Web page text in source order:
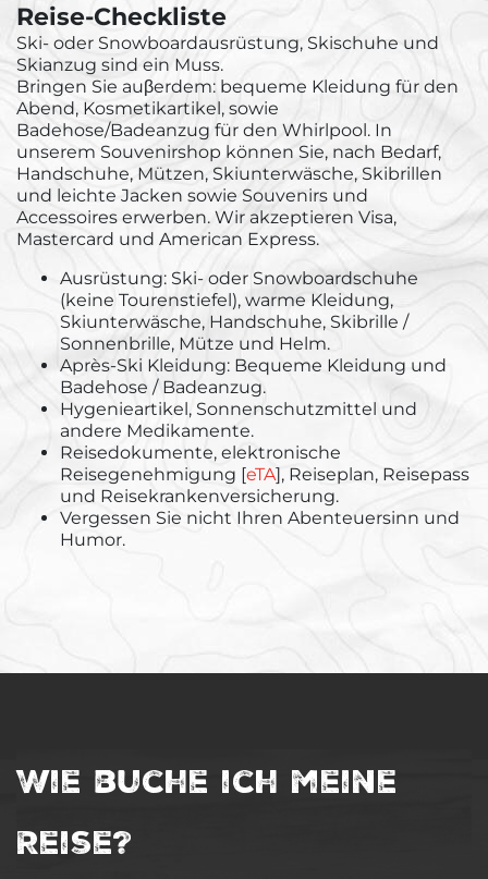
Reise-Checkliste
Ski- oder Snowboardausrüstung, Skischuhe und
Skianzug sind ein Muss.
Bringen Sie auβerdem: bequeme Kleidung für den
Abend, Kosmetikartikel, sowie
Badehose/Badeanzug für den Whirlpool. In
unserem Souvenirshop können Sie, nach Bedarf,
Handschuhe, Mützen, Skiunterwäsche, Skibrillen
und leichte Jacken sowie Souvenirs und
Accessoires erwerben. Wir akzeptieren Visa,
Mastercard und American Express.
Ausrüstung: Ski- oder Snowboardschuhe
(keine Tourenstiefel), warme Kleidung,
Skiunterwäsche, Handschuhe, Skibrille /
Sonnenbrille, Mütze und Helm.
Après-Ski Kleidung: Bequeme Kleidung und
Badehose / Badeanzug.
Hygenieartikel, Sonnenschutzmittel und
andere Medikamente.
Reisedokumente, elektronische
Reisegenehmigung [eTA], Reiseplan, Reisepass
und Reisekrankenversicherung.
Vergessen Sie nicht Ihren Abenteuersinn und
Humor.
Wie buche ich meine
Reise?